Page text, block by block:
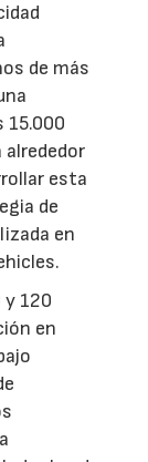
de más
15.000
esta
de
en
y 120
en